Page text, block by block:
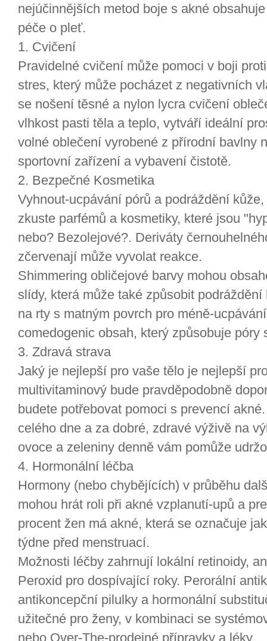
nejúčinnějších metod boje s akné
péče o pleť.
1. Cvičení
Pravidelné cvičení může pomoci v boji
stres, který může pocházet z negativních
se nošení těsné a nylon lycra cvičení
vlhkost pasti těla a teplo, vytváří ideální
volné oblečení vyrobené z přírodní bavlny
sportovní zařízení a vybavení čistotě.
2. Bezpečné Kosmetika
Vyhnout-ucpávání pórů a podráždění
zkuste parfémů a kosmetiky, které jsou
nebo? Bezolejové?. Deriváty
zčervenají může vyvolat reakce.
Shimmering obličejové barvy mohou
slídy, která může také způsobit
na rty s matným povrch pro méně-
comedogenic obsah, který způsobuje póry
3. Zdravá strava
Jaký je nejlepší pro vaše tělo je nejlepší
multivitaminový bude pravděpodobně
budete potřebovat pomoci s prevencí
celého dne a za dobré, zdravé výživě na
ovoce a zeleniny denně vám pomůže
4. Hormonální léčba
Hormony (nebo chybějících) v průběhu
mohou hrát roli při akné vzplanutí-upů a
procent žen má akné, která se označuje
týdne před menstruací.
Možnosti léčby zahrnují lokální retinoidy,
Peroxid pro dospívající roky. Perorální
antikoncepční pilulky a hormonální
užitečné pro ženy, v kombinaci se
nebo Over-The-prodejné přípravky a léky.